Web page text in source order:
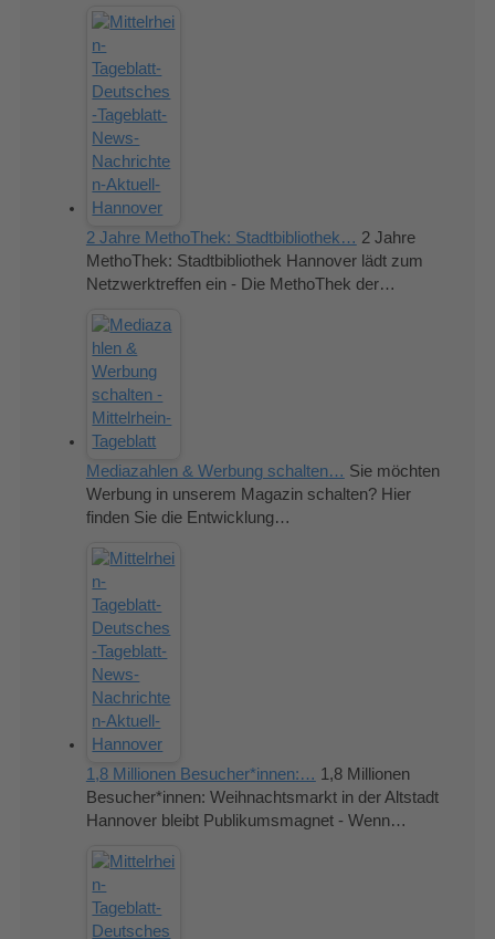
2 Jahre MethoThek: Stadtbibliothek… 2 Jahre
MethoThek: Stadtbibliothek Hannover lädt zum
Netzwerktreffen ein - Die MethoThek der…
Mediazahlen & Werbung schalten… Sie möchten
Werbung in unserem Magazin schalten? Hier
finden Sie die Entwicklung…
1,8 Millionen Besucher*innen:… 1,8 Millionen
Besucher*innen: Weihnachtsmarkt in der Altstadt
Hannover bleibt Publikumsmagnet - Wenn…